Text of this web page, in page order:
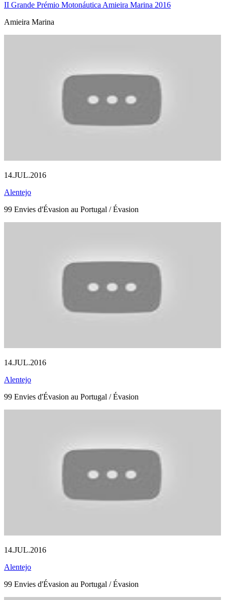
II Grande Prémio Motonáutica Amieira Marina 2016
Amieira Marina
14.JUL.2016
Alentejo
99 Envies d'Évasion au Portugal / Évasion
14.JUL.2016
Alentejo
99 Envies d'Évasion au Portugal / Évasion
14.JUL.2016
Alentejo
99 Envies d'Évasion au Portugal / Évasion